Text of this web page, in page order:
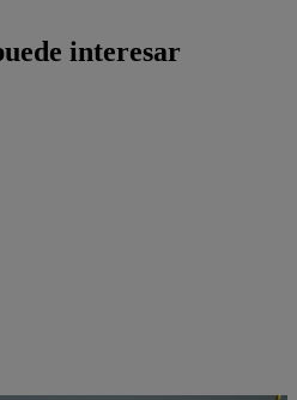
interesar